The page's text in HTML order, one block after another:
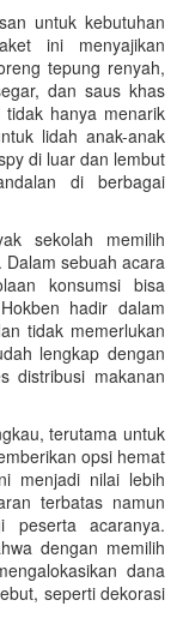
untuk kebutuhan
ini menyajikan
tepung renyah,
dan saus khas
hanya menarik
lidah anak-anak
di luar dan lembut
di berbagai
sekolah memilih
sebuah acara
konsumsi bisa
hadir dalam
tidak memerlukan
lengkap dengan
distribusi makanan
terutama untuk
opsi hemat
menjadi nilai lebih
terbatas namun
peserta acaranya.
dengan memilih
dana
seperti dekorasi